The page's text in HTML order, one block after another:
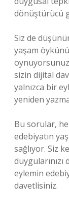
dönüştürücü
Siz de
yaşam
sizin dijital
yalnızca bir
yeniden yazma
Bu sorular,
edebiyatın
sağlıyor. Siz
eylemin
davetlisiniz.